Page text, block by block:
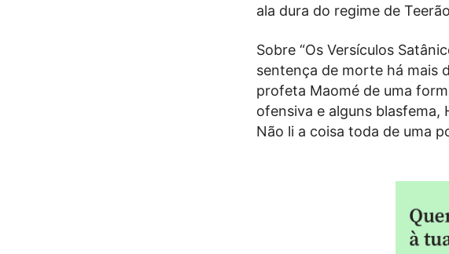
ala dura do regime de
Sobre “Os Versículos
sentença de morte há mais
profeta Maomé de uma
ofensiva e alguns blasfema,
Não li a coisa toda de uma